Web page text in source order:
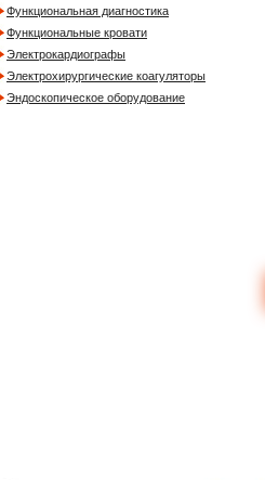
Функциональная диагностика
Функциональные кровати
Электрокардиографы
Электрохирургические коагуляторы
Эндоскопическое оборудование